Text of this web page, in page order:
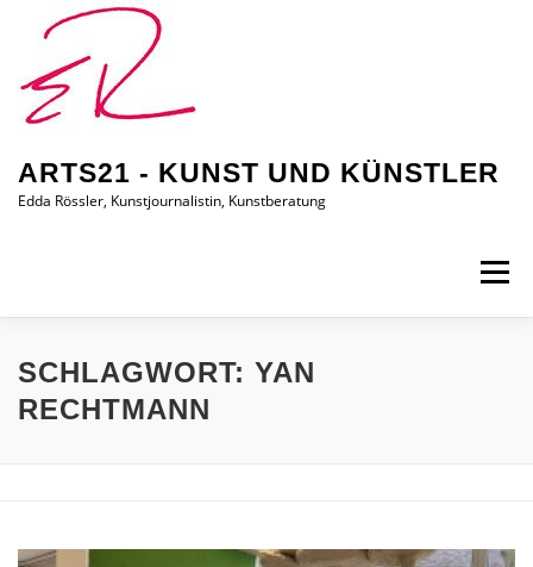
ARTS21 - KUNST UND KÜNSTLER
Edda Rössler, Kunstjournalistin, Kunstberatung
Menü
ARTS21 – EDDA RÖSSLER PRESSEBERICHTE
SCHLAGWORT: YAN
RECHTMANN